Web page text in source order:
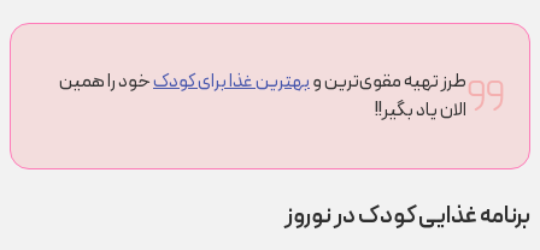
طرز تهیه مقوی‌ترین وبهترین غذا برای کودکخود را همین
الان یاد بگیر!!
برنامه غذایی کودک در نوروز